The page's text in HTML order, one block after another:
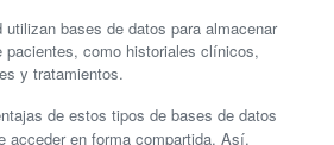
bases de datos para almacenar
pacientes, como historiales clínicos,
y tratamientos.
de estos tipos de bases de datos
acceder en forma compartida. Así,